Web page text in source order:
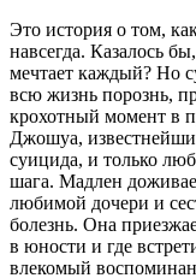
Это история о том,
навсегда. Казалось
мечтает каждый? Но
всю жизнь порознь,
крохотный момент в
Джошуа,
суицида, и только
шага. Мадлен
любимой дочери и
болезнь. Она
в юности и где
влекомый